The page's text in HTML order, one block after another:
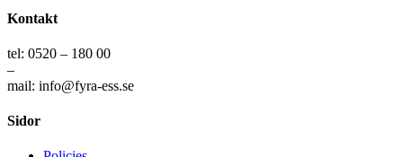
Kontakt
tel: 0520 – 180 00
–
mail: info@fyra-ess.se
Sidor